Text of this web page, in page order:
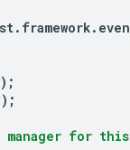
. framework.
);
for